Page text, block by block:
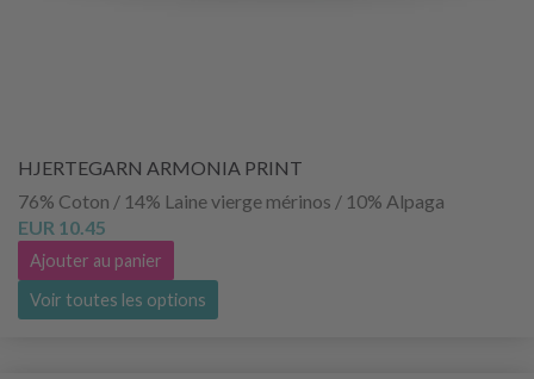
HJERTEGARN ARMONIA PRINT
76% Coton / 14% Laine vierge mérinos / 10% Alpaga
EUR 10.45
Ajouter au panier
Voir toutes les options